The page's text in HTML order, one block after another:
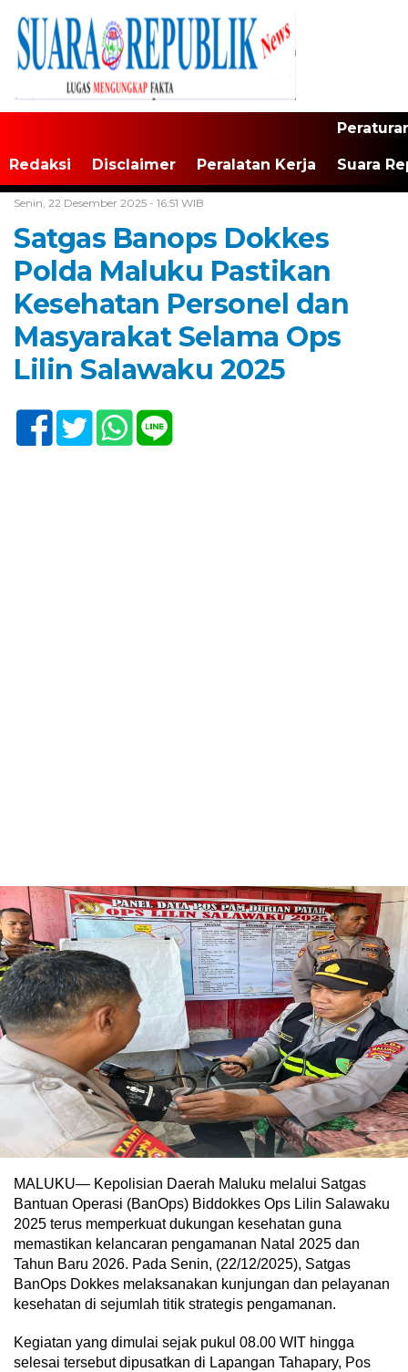
Redaksi Disclaimer Peralatan Kerja Suara
Senin, 22 Desember 2025 - 16:51 WIB
Satgas Banops Dokkes
Polda Maluku Pastikan
Kesehatan Personel dan
Masyarakat Selama Ops
Lilin Salawaku 2025
MALUKU— Kepolisian Daerah Maluku melalui Satgas
Bantuan Operasi (BanOps) Biddokkes Ops Lilin Salawaku
2025 terus memperkuat dukungan kesehatan guna
memastikan kelancaran pengamanan Natal 2025 dan
Tahun Baru 2026. Pada Senin, (22/12/2025), Satgas
BanOps Dokkes melaksanakan kunjungan dan pelayanan
kesehatan di sejumlah titik strategis pengamanan.
Kegiatan yang dimulai sejak pukul 08.00 WIT hingga
selesai tersebut dipusatkan di Lapangan Tahapary, Pos